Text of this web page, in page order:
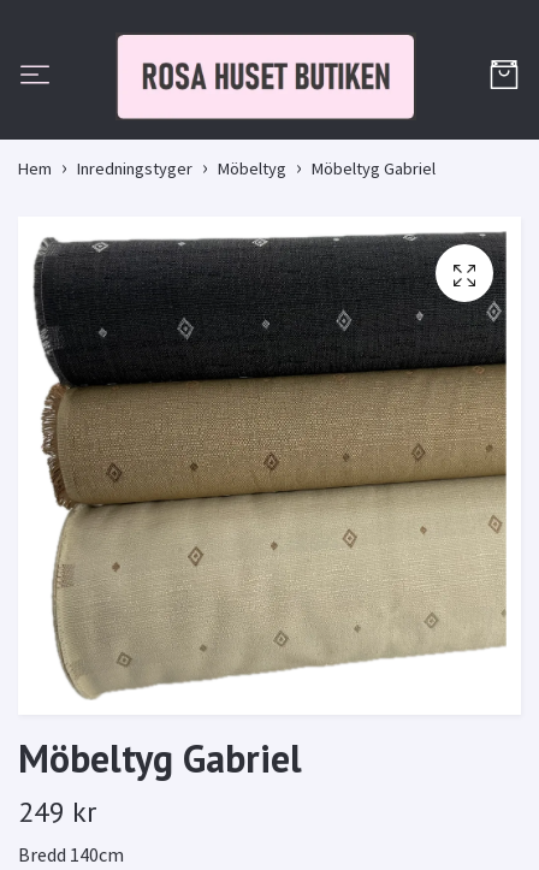
Hem Inredningstyger Möbeltyg Möbeltyg Gabriel
Möbeltyg Gabriel
249 kr
Bredd 140cm